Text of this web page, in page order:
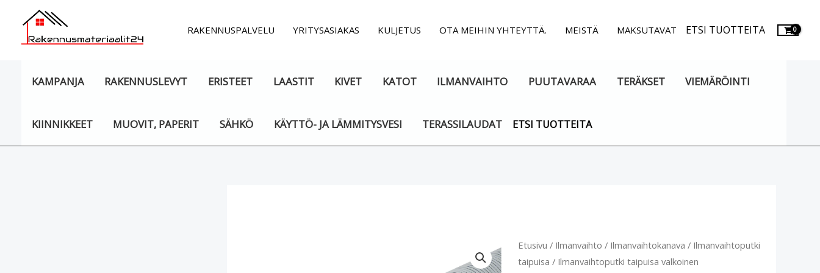
sisältöön
RAKENNUSPALVELU YRITYSASIAKAS KULJETUS OTA MEIHIN YHTEYTTÄ. MEISTÄ MAKSUTAVAT ETSI TUOTTEITA
KAMPANJA RAKENNUSLEVYT ERISTEET LAASTIT KIVET KATOT ILMANVAIHTO PUUTAVARAA TERÄKSET VIEMÄRÖINTI
KIINNIKKEET MUOVIT, PAPERIT SÄHKÖ KÄYTTÖ- JA LÄMMITYSVESI TERASSILAUDAT ETSI TUOTTEITA
Etusivu / Ilmanvaihto / Ilmanvaihtokanava / Ilmanvaihtoputki
taipuisa / Ilmanvaihtoputki taipuisa valkoinen
Ilmanvaihtoputki
taipuisa